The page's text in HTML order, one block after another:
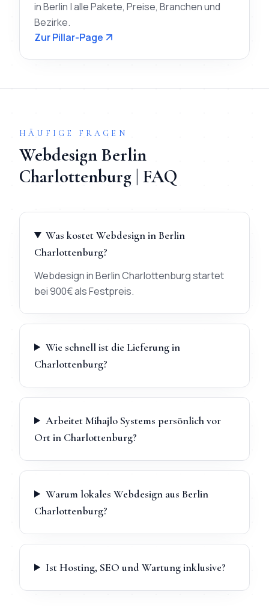
in Berlin | alle Pakete, Preise, Branchen und
Bezirke.
Zur Pillar-Page
HÄUFIGE FRAGEN
WebdesignBerlin
Charlottenburg | FAQ
Was kostet Webdesign in Berlin
Charlottenburg?
Webdesign in Berlin Charlottenburg startet
bei 900€ als Festpreis.
Wie schnell ist die Lieferung in
Charlottenburg?
Arbeitet Mihajlo Systems persönlich vor
Ort in Charlottenburg?
Warum lokales Webdesign aus Berlin
Charlottenburg?
Ist Hosting, SEO und Wartung inklusive?